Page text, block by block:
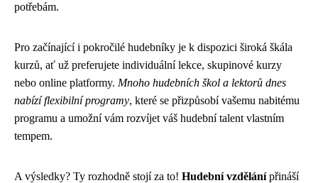
potřebám.
Pro začínající i pokročilé hudebníky je k dispozici široká škála
kurzů, ať už preferujete individuální lekce, skupinové kurzy
nebo online platformy. Mnoho hudebních škol a lektorů dnes
nabízí flexibilní programy, které se přizpůsobí vašemu nabitému
programu a umožní vám rozvíjet váš hudební talent vlastním
tempem.
A výsledky? Ty rozhodně stojí za to! Hudební vzdělánípřináší